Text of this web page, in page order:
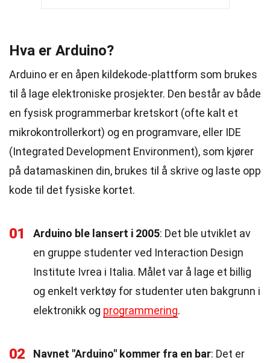
Hva er Arduino?
Arduino er en åpen kildekode-plattform som brukes
til å lage elektroniske prosjekter. Den består av både
en fysisk programmerbar kretskort (ofte kalt et
mikrokontrollerkort) og en programvare, eller IDE
(Integrated Development Environment), som kjører
på datamaskinen din, brukes til å skrive og laste opp
kode til det fysiske kortet.
01 Arduino ble lansert i 2005: Det ble utviklet av
en gruppe studenter ved Interaction Design
Institute Ivrea i Italia. Målet var å lage et billig
og enkelt verktøy for studenter uten bakgrunn i
elektronikk og programmering.
02 Navnet "Arduino" kommer fra en bar: Det er